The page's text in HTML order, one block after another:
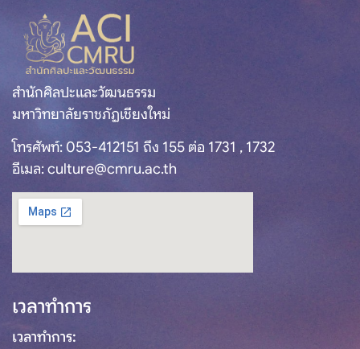
สำนักศิลปะและวัฒนธรรม
มหาวิทยาลัยราชภัฏเชียงใหม่
โทรศัพท์: 053-412151 ถึง 155 ต่อ 1731 , 1732
อีเมล: culture@cmru.ac.th
เวลาทำการ
เวลาทำการ: